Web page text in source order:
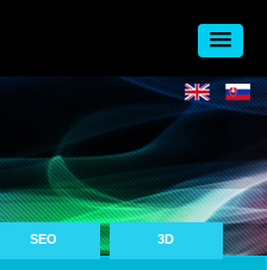
SEO 3D